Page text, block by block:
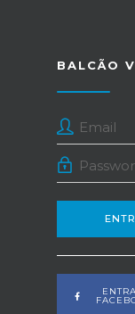
BALCÃO